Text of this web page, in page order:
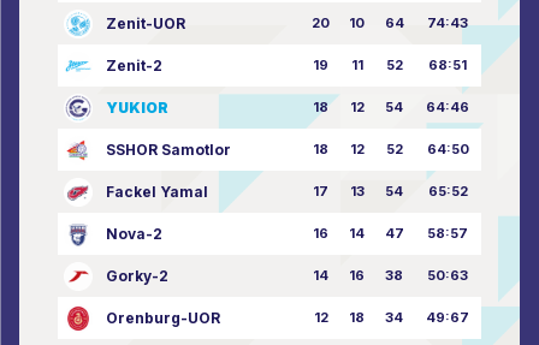
Zenit-UOR 20 10 64 74:43
Zenit-2 19 11 52 68:51
YUKIOR 18 12 54 64:46
SSHOR Samotlor 18 12 52 64:50
Fackel Yamal 17 13 54 65:52
Nova-2 16 14 47 58:57
Gorky-2 14 16 38 50:63
Orenburg-UOR 12 18 34 49:67